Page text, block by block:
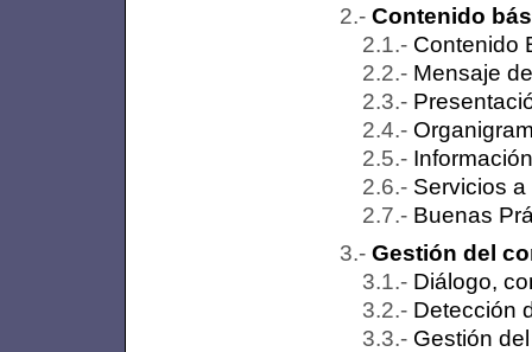
Contenido
Contenido
Mensaje
Servicios
Buenas
Gestión del
Diálogo,
Detección
Gestión